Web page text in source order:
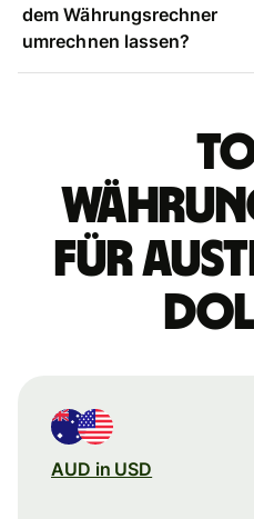
dem Währungsrechner
umrechnen lassen?
für
AUD in USD